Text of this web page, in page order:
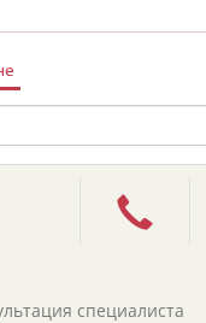
специалиста